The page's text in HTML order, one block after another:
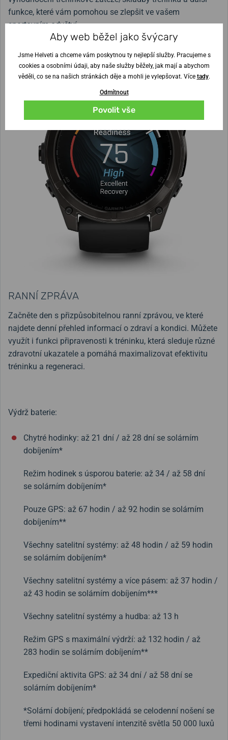
funkce, které vám pomohou se zlepšit ve vašem
sportovním odvětví.
RANNÍ ZPRÁVA
Začněte den s přizpůsobitelnou ranní zprávou, ve které
najdete denní přehled informací o zdraví a kondici. Můžete
využít i funkci připravenosti k tréninku, která sleduje různé
zdravotní ukazatele a pomáhá maximalizovat efektivitu
tréninku a regeneraci.
Výdrž baterie:
Chytré hodinky: až 21 dní / až 28 dní se solárním
dobíjením*
Režim hodinek s úsporou baterie: až 34 / až 58 dní
se solárním dobíjením*
Pouze GPS: až 67 hodin / až 92 hodin se solárním
dobíjením**
Všechny satelitní systémy: až 48 hodin / až 59 hodin
se solárním dobíjením*
Všechny satelitní systémy a více pásem: až 37 hodin /
až 43 hodin se solárním dobíjením***
Všechny satelitní systémy a hudba: až 13 h
Režim GPS s maximální výdrží: až 132 hodin / až
283 hodin se solárním dobíjením**
Expediční aktivita GPS: až 34 dní / až 58 dní se
solárním dobíjením*
*Solární dobíjení; předpokládá se celodenní nošení se
třemi hodinami vystavení intenzitě světla 50 000 luxů
Aby web běžel jako švýcary
Jsme Helveti a chceme vám poskytnou ty nejlepší služby. Pracujeme s
cookies a osobními údaji, aby naše služby běžely, jak mají a abychom
věděli, co se na našich stránkách děje a mohli je vylepšovat. Více tady.
Odmítnout
Povolit vše